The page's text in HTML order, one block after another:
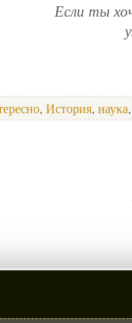
Если ты
, История, наука